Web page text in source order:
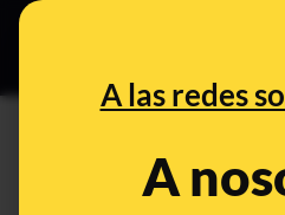
A las redes
A
El supuesto